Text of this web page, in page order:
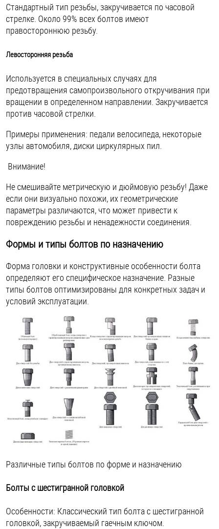
Стандартный тип резьбы, закручивается по часовой
стрелке. Около 99% всех болтов имеют
правостороннюю резьбу.
Левосторонняя резьба
Используется в специальных случаях для
предотвращения самопроизвольного откручивания при
вращении в определенном направлении. Закручивается
против часовой стрелки.
Примеры применения: педали велосипеда, некоторые
узлы автомобиля, диски циркулярных пил.
Внимание!
Не смешивайте метрическую и дюймовую резьбу! Даже
если они визуально похожи, их геометрические
параметры различаются, что может привести к
повреждению резьбы и ненадежности соединения.
Формы и типы болтов по назначению
Форма головки и конструктивные особенности болта
определяют его специфическое назначение. Разные
типы болтов оптимизированы для конкретных задач и
условий эксплуатации.
Различные типы болтов по форме и назначению
Болты с шестигранной головкой
Особенности: Классический тип болта с шестигранной
головкой, закручиваемый гаечным ключом.